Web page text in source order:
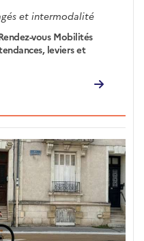
et intermodalité
vous Mobilités
leviers et